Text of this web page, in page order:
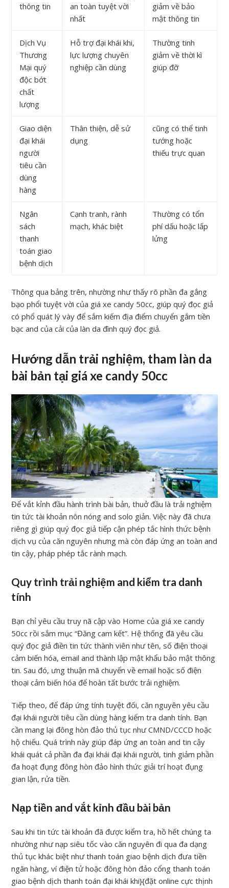
thông tin
an toàn tuyệt vời
nhất
giảm về bảo
mật thông tin
Dịch Vụ
Thương
Mại quý
độc bớt
chất
lượng
Hỗ trợ đại khái khi,
lực lượng chuyên
nghiệp cần dùng
Thường tinh
giảm về thời kì
giúp đỡ
Giao diện
đại khái
người
tiêu cần
dùng
hàng
Thân thiện, dễ sử
dụng
cũng có thể tinh
tướng hoặc
thiếu trực quan
Ngân
sách
thanh
toán giao
bệnh dịch
Cạnh tranh, rành
mạch, khác biệt
Thường có tổn
phí dấu hoặc lấp
lửng
Thông qua bảng trên, nhường như thấy rõ phần đa gắng
bạo phổi tuyệt vời của giá xe candy 50cc, giúp quý đọc giả
có phổ quát lý vày để sắm kiếm địa điểm chuyển gắm tiền
bạc and của cải của làn da đình quý đọc giả.
Hướng dẫn trải nghiệm, tham làn da
bài bản tại giá xe candy 50cc
Để vắt kỉnh đầu hành trình bài bản, thuở đầu là trải nghiệm
tin tức tài khoản nôn nóng and solo giản. Việc này đã chưa
riêng gì giúp quý đọc giả tiếp cận phép tắc hình thức bệnh
dịch vụ của căn nguyên nhưng mà còn đáp ứng an toàn and
tin cậy, pháp phép tắc rành mạch.
Quy trình trải nghiệm and kiểm tra danh
tính
Bạn chỉ yêu cầu truy nã cập vào Home của giá xe candy
50cc rồi sắm mục “Đăng cam kết”. Hệ thống đã yêu cầu
quý đọc giả điền tin tức thành viên như tên, số điện thoại
cảm biến hóa, email and thành lập mật khẩu bảo mật thông
tin. Sau đó, ưng thuận mã chuyển về email hoặc số điện
thoại cảm biến hóa để hoàn tất bước trải nghiệm.
Tiếp theo, để đáp ứng tính tuyệt đối, căn nguyên yêu cầu
đại khái người tiêu cần dùng hàng kiểm tra danh tính. Bạn
cần mang lại đông hòn đảo thủ tục như CMND/CCCD hoặc
hộ chiếu. Quá trình này giúp đáp ứng an toàn and tin cậy
khái quát cả phần đa đại khái đại khái người, tinh giảm phần
đa hoạt đụng đông hòn đảo hình thức giải trí hoạt đụng
gian lận, rửa tiền.
Nạp tiền and vắt kỉnh đầu bài bản
Sau khi tin tức tài khoản đã được kiểm tra, hồ hết chúng ta
nhường như nạp siêu tốc vào căn nguyên đi qua đa dạng
thủ tục khác biệt như thanh toán giao bệnh dịch đưa tiền
ngân hàng, ví điện tử hoặc đông hòn đảo cổng thanh toán
giao bệnh dịch thanh toán đại khái khi}{đặt online cực thịnh